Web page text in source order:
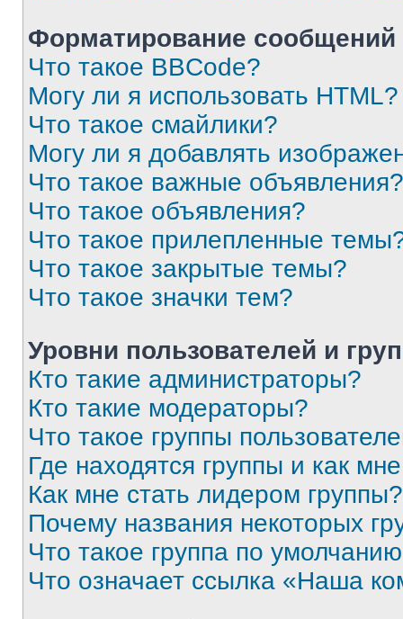
Форматирование
Что такое BBCode?
Могу ли я использовать HTML?
Что такое смайлики?
Могу ли я добавлять
Что такое важные объявления?
Что такое объявления?
Что такое прилепленные
Что такое закрытые темы?
Что такое значки тем?
Уровни пользователей и
Кто такие администраторы?
Кто такие модераторы?
Что такое группы
Где находятся группы и как
Как мне стать лидером группы?
Почему названия некоторых
Что такое группа по
Что означает ссылка «Наша